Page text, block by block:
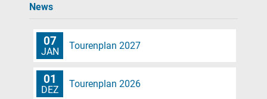
News
07
JAN
Tourenplan 2027
01
DEZ
Tourenplan 2026